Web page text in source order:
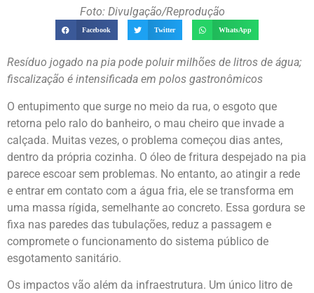
Foto: Divulgação/Reprodução
Facebook Twitter WhatsApp
Resíduo jogado na pia pode poluir milhões de litros de água;
fiscalização é intensificada em polos gastronômicos
O entupimento que surge no meio da rua, o esgoto que
retorna pelo ralo do banheiro, o mau cheiro que invade a
calçada. Muitas vezes, o problema começou dias antes,
dentro da própria cozinha. O óleo de fritura despejado na pia
parece escoar sem problemas. No entanto, ao atingir a rede
e entrar em contato com a água fria, ele se transforma em
uma massa rígida, semelhante ao concreto. Essa gordura se
fixa nas paredes das tubulações, reduz a passagem e
compromete o funcionamento do sistema público de
esgotamento sanitário.
Os impactos vão além da infraestrutura. Um único litro de